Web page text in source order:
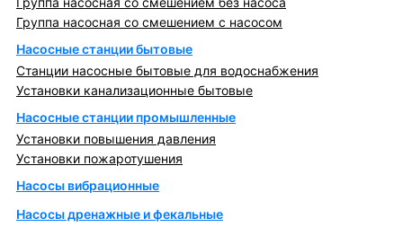
Группа насосная со смешением с насосом
Насосные станции бытовые
Станции насосные бытовые для водоснабжения
Установки канализационные бытовые
Насосные станции промышленные
Установки повышения давления
Установки пожаротушения
Насосы вибрационные
Насосы дренажные и фекальные